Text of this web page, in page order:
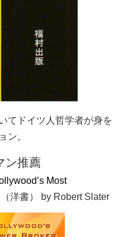
てドイツ人哲学者が身を
ン。
ン推薦
Most
（洋書） by Robert Slater